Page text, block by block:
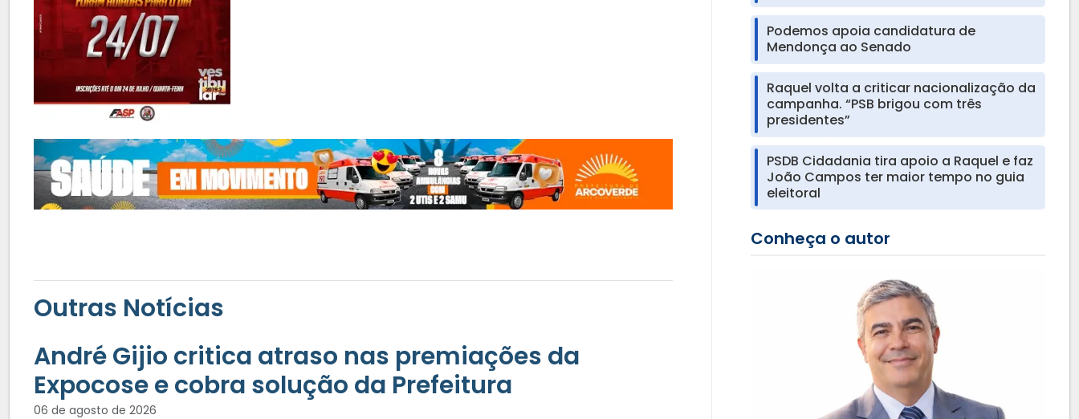
Outras Notícias
André Gijio critica atraso nas premiações da
Expocose e cobra solução da Prefeitura
06 de agosto de 2026
Podemos apoia candidatura de
Mendonça ao Senado
Raquel volta a criticar nacionalização da
campanha. “PSB brigou com três
presidentes”
PSDB Cidadania tira apoio a Raquel e faz
João Campos ter maior tempo no guia
eleitoral
Conheça o autor